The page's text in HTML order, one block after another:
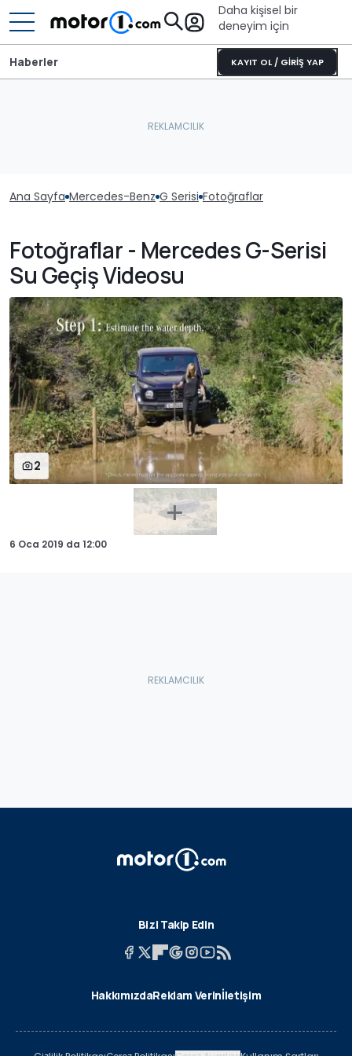
Daha kişisel bir
deneyim için
KAYIT OL / GİRİŞ YAP
Haberler
Ana Sayfa Mercedes-Benz G Serisi Fotoğraflar
Fotoğraflar - Mercedes G-Serisi
Su Geçiş Videosu
2
6 Oca 2019 da 12:00
Bizi Takip Edin
HakkımızdaReklam Verinİletişim